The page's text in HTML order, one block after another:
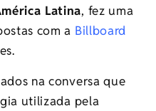
Latina, fez uma
com a Billboard
na conversa que
utilizada pela